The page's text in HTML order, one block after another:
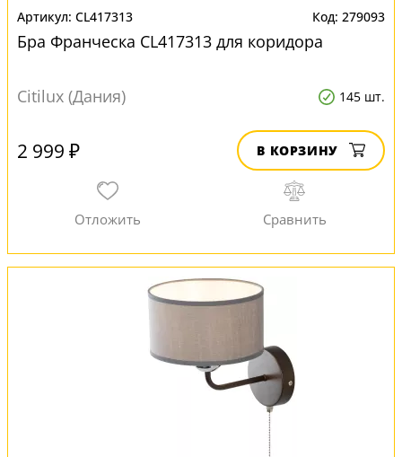
CL417313 279093
Бра Франческа CL417313 для коридора
Citilux (Дания) 145 шт.
2 999 ₽ В КОРЗИНУ